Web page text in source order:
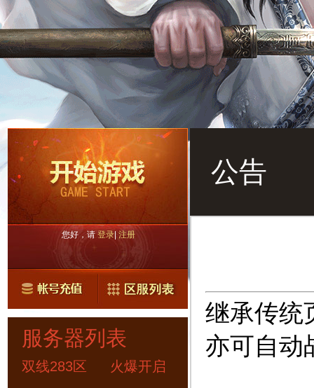
您好，请登录|注册
服务器列表
双线283区
火爆开启
公告
继承传统
亦可自动